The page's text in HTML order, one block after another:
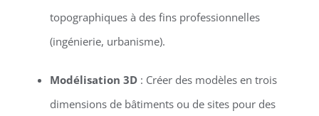
topographiques à des fins professionnelles
(ingénierie, urbanisme).
Modélisation 3D: Créer des modèles en trois
dimensions de bâtiments ou de sites pour des